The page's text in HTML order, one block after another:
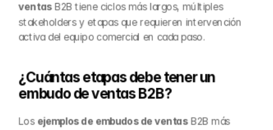
ventas B2B tiene ciclos más largos, múltiples
stakeholders y etapas que requieren intervención
activa del equipo comercial en cada paso.
¿Cuántas etapas debe tener un
embudo de ventas B2B?
Los ejemplos de embudos de ventas B2B más